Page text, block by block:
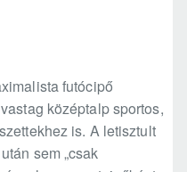
futócipő
középtalp sportos,
is. A letisztult
sem „csak